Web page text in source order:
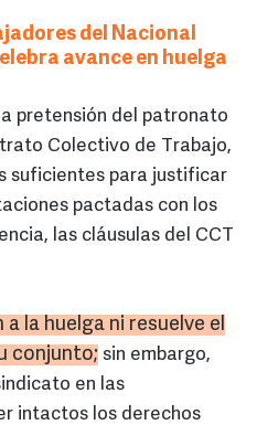
del Nacional
avance en huelga
pretensión del patronato
Colectivo de Trabajo,
suficientes para justificar
pactadas con los
las cláusulas del CCT
la huelga ni resuelve el
conjunto; sin embargo,
en las
intactos los derechos